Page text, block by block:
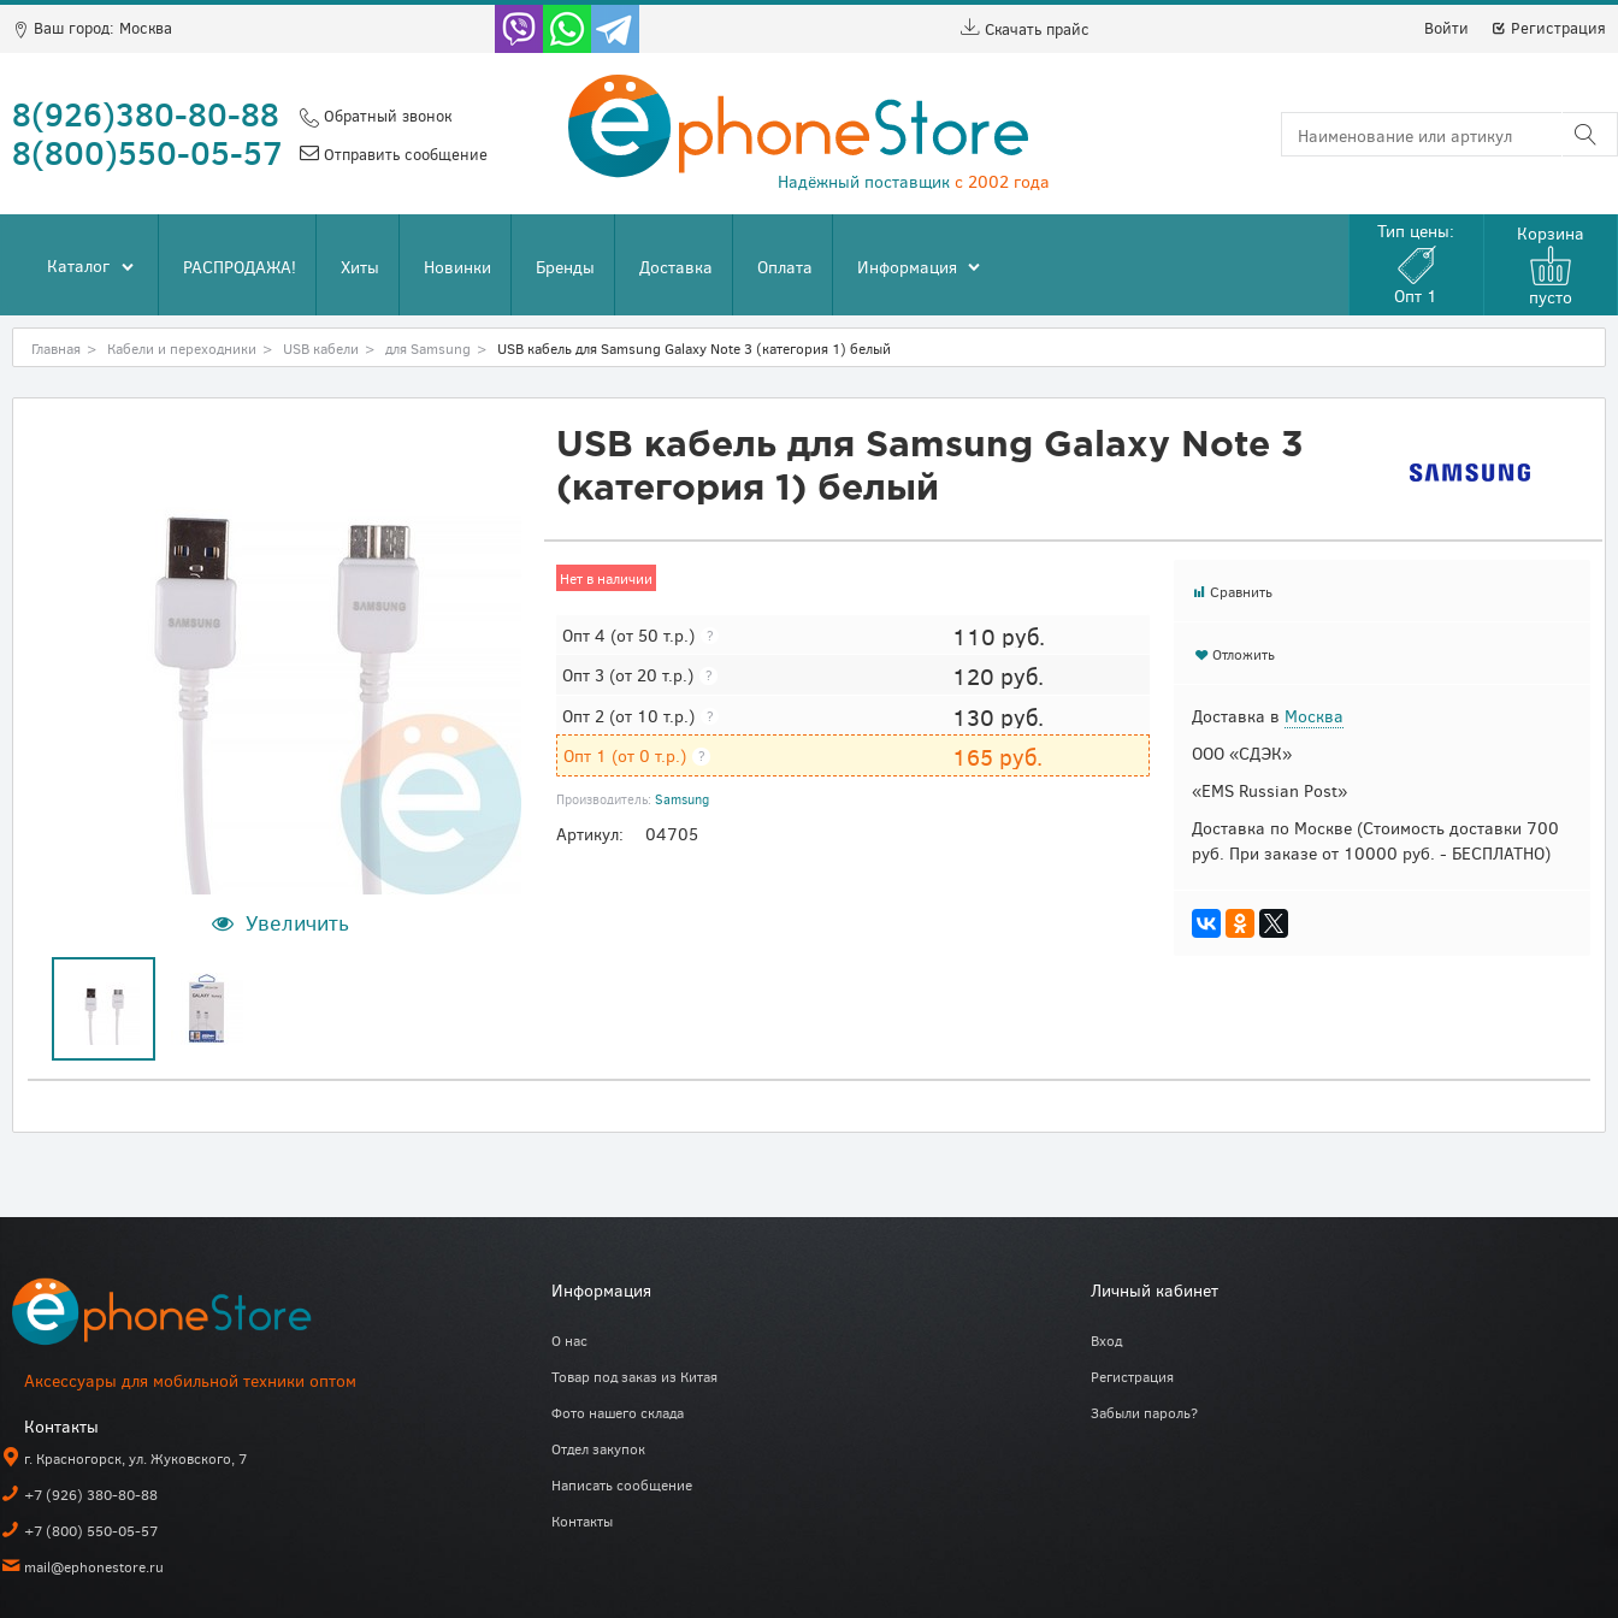
Ваш город: Москва Скачать прайс Войти Регистрация
8(926)380-80-88
8(800)550-05-57
Обратный звонок
Отправить сообщение
Надёжный поставщик с 2002 года
Каталог РАСПРОДАЖА! Хиты Новинки Бренды Доставка Оплата Информация
Тип цены:
Опт 1
Корзина
пусто
Главная > Кабели и переходники > USB кабели > для Samsung > USB кабель для Samsung Galaxy Note 3 (категория 1) белый
Увеличить
USB кабель для Samsung Galaxy Note 3
(категория 1) белый
Нет в наличии
Опт 4 (от 50 т.р.) ? 110 руб.
Опт 3 (от 20 т.р.) ? 120 руб.
Опт 2 (от 10 т.р.) ? 130 руб.
Опт 1 (от 0 т.р.) ? 165 руб.
Производитель:Samsung
Артикул: 04705
Сравнить
Отложить
Доставка в Москва
ООО «СДЭК»
«EMS Russian Post»
Доставка по Москве (Стоимость доставки 700
руб. При заказе от 10000 руб. - БЕСПЛАТНО)
Аксессуары для мобильной техники оптом
Контакты
г. Красногорск, ул. Жуковского, 7
+7 (926) 380-80-88
+7 (800) 550-05-57
mail@ephonestore.ru
Информация
О нас
Товар под заказ из Китая
Фото нашего склада
Отдел закупок
Написать сообщение
Контакты
Личный кабинет
Вход
Регистрация
Забыли пароль?